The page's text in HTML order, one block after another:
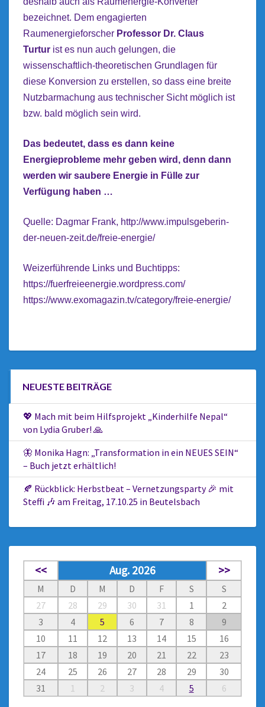
bezeichnet. Dem engagierten
Raumenergieforscher Professor Dr. Claus
Turtur ist es nun auch gelungen, die
wissenschaftlich-theoretischen Grundlagen für
diese Konversion zu erstellen, so dass eine breite
Nutzbarmachung aus technischer Sicht möglich ist
bzw. bald möglich sein wird.
Das bedeutet, dass es dann keine
Energieprobleme mehr geben wird, denn dann
werden wir saubere Energie in Fülle zur
Verfügung haben …
Quelle: Dagmar Frank, http://www.impulsgeberin-
der-neuen-zeit.de/freie-energie/
Weizerführende Links und Buchtipps:
https://fuerfreieenergie.wordpress.com/
https://www.exomagazin.tv/category/freie-energie/
NEUESTE BEITRÄGE
💖 Mach mit beim Hilfsprojekt „Kinderhilfe Nepal“
von Lydia Gruber! 🙏
🦋 Monika Hagn: „Transformation in ein NEUES SEIN“
– Buch jetzt erhältlich!
🍂 Rückblick: Herbstbeat – Vernetzungsparty 🎉 mit
Steffi 🎶 am Freitag, 17.10.25 in Beutelsbach
<< Aug. 2026 >>
M D M D F S
S
27
28 29 30 31 1
2
3
4 5 6 7 8
9
10
11 12 13 14 15
16
17
18 19 20 21 22
23
24
25 26 27 28 29
30
31
1 2 3 4 5 6